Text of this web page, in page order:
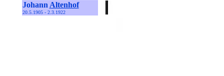
Johann Altenhof
20.5.1905 - 2.3.1922